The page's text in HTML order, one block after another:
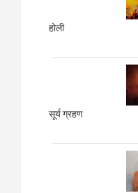
होली
सूर्य ग्रहण